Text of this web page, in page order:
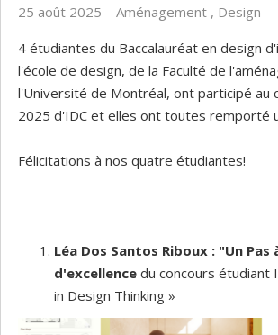
25 août 2025 – Aménagement , Design
4 étudiantes du Baccalauréat en design
l'école de design, de la Faculté de
l'Université de Montréal, ont participé au
2025 d'IDC et elles ont toutes remporté
Félicitations à nos quatre étudiantes!
Léa Dos Santos Riboux : "Un Pas
d'excellence du concours étudiant
in Design Thinking »